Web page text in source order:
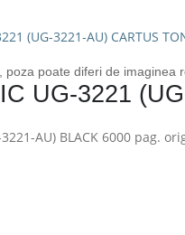
poza poate diferi de
UG-3221
AU) BLACK 6000 pag.